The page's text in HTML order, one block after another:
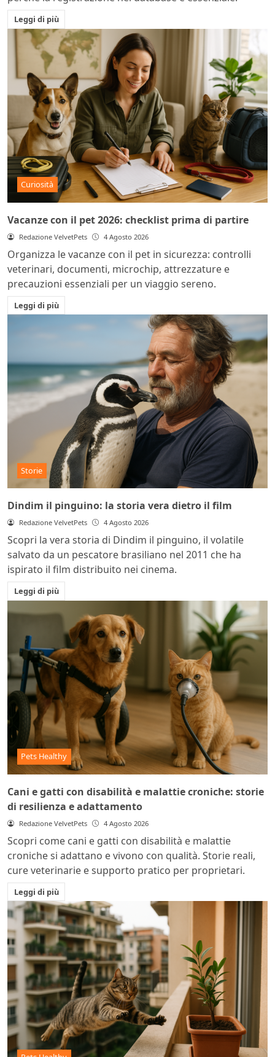
Leggi di più
Curiosità
Vacanze con il pet 2026: checklist prima di partire
Redazione VelvetPets 4 Agosto 2026
Organizza le vacanze con il pet in sicurezza: controlli
veterinari, documenti, microchip, attrezzature e
precauzioni essenziali per un viaggio sereno.
Leggi di più
Storie
Dindim il pinguino: la storia vera dietro il film
Redazione VelvetPets 4 Agosto 2026
Scopri la vera storia di Dindim il pinguino, il volatile
salvato da un pescatore brasiliano nel 2011 che ha
ispirato il film distribuito nei cinema.
Leggi di più
Pets Healthy
Cani e gatti con disabilità e malattie croniche: storie
di resilienza e adattamento
Redazione VelvetPets 4 Agosto 2026
Scopri come cani e gatti con disabilità e malattie
croniche si adattano e vivono con qualità. Storie reali,
cure veterinarie e supporto pratico per proprietari.
Leggi di più